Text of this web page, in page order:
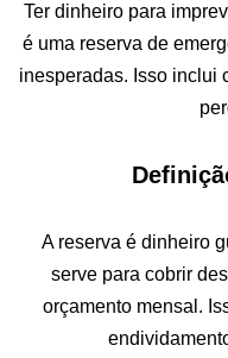
Ter dinheiro para
é uma reserva de
inesperadas. Isso inclui
A reserva é dinheiro
serve para cobrir
orçamento mensal.